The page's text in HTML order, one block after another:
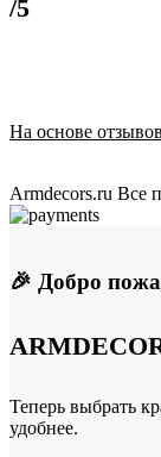
/5
На основе
Armdecors.ru Все
🎉 Добро
Теперь выбрать
удобнее.